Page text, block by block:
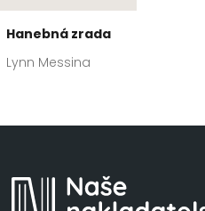
Hanebná zrada
Lynn Messina